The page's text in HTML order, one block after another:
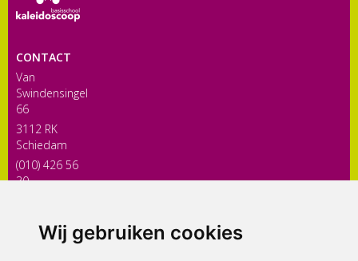
Wij gebruiken cookies
CONTACT
Van
Swindensingel
66
3112 RK
Schiedam
(010) 426 56
30
ONDERDEEL VAN